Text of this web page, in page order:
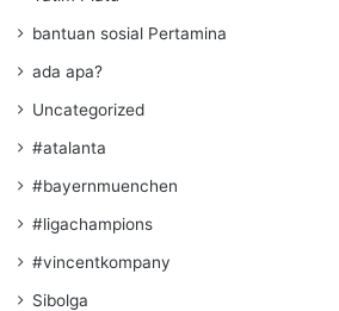
bantuan sosial Pertamina
ada apa?
Uncategorized
#atalanta
#bayernmuenchen
#ligachampions
#vincentkompany
Sibolga